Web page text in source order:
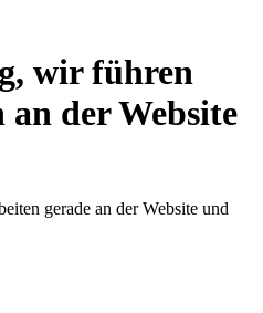
wir führen
der Website
gerade an der Website und